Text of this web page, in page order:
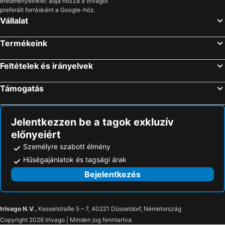
preferált forrásként a Google-höz.
Vállalat
Termékeink
Feltételek és irányelvek
Támogatás
Jelentkezzen be a tagok exkluzív
előnyeiért
Személyre szabott élmény
Hűségajánlatok és tagsági árak
Bejelentkezés
trivago N.V., Kesselstraße 5 – 7, 40221 Düsseldorf, Németország
Copyright 2026 trivago | Minden jog fenntartva.